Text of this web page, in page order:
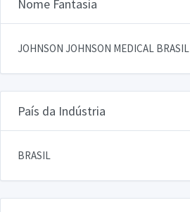
Nome Fantasia
JOHNSON JOHNSON MEDICAL BRASIL
País da Indústria
BRASIL